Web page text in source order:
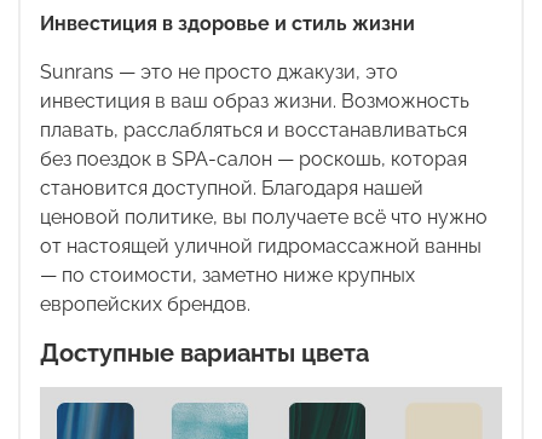
Инвестиция в здоровье и стиль жизни
Sunrans — это не просто джакузи, это
инвестиция в ваш образ жизни. Возможность
плавать, расслабляться и восстанавливаться
без поездок в SPA-салон — роскошь, которая
становится доступной. Благодаря нашей
ценовой политике, вы получаете всё что нужно
от настоящей уличной гидромассажной ванны
— по стоимости, заметно ниже крупных
европейских брендов.
Доступные варианты цвета